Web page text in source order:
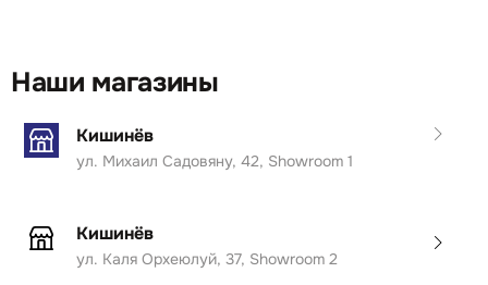
Наши магазины
Кишинёв
ул. Михаил Садовяну, 42, Showroom 1
Кишинёв
ул. Каля Орхеюлуй, 37, Showroom 2